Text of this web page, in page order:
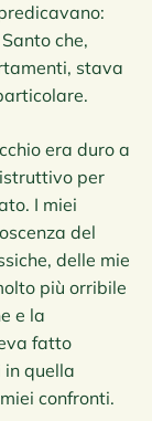
che,
stava
era duro a
per
I miei
del
delle mie
più orribile
e la
fatto
in quella
confronti.